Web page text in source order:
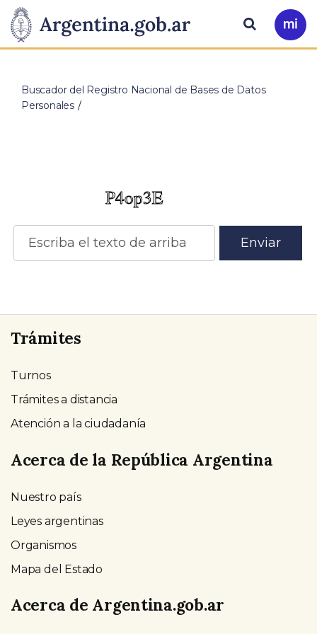
Presidencia
de
Pasar al contenido principal
Ir
a
Buscar
Buscador del Registro Nacional de Bases de Datos
Personales
Enviar
Trámites
Turnos
Trámites a distancia
Atención a la ciudadanía
Acerca de la República Argentina
Nuestro país
Leyes argentinas
Organismos
Mapa del Estado
Acerca de Argentina.gob.ar